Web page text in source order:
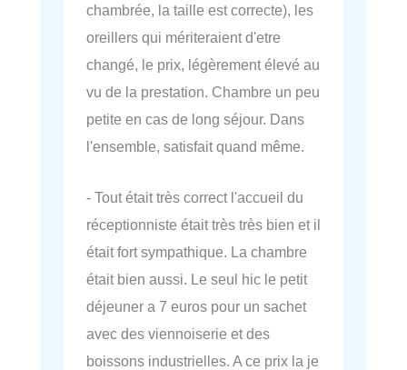
chambrée, la taille est correcte), les
oreillers qui mériteraient d'etre
changé, le prix, légèrement élevé au
vu de la prestation. Chambre un peu
petite en cas de long séjour. Dans
l'ensemble, satisfait quand même.
- Tout était très correct l'accueil du
réceptionniste était très très bien et il
était fort sympathique. La chambre
était bien aussi. Le seul hic le petit
déjeuner a 7 euros pour un sachet
avec des viennoiserie et des
boissons industrielles. A ce prix la je